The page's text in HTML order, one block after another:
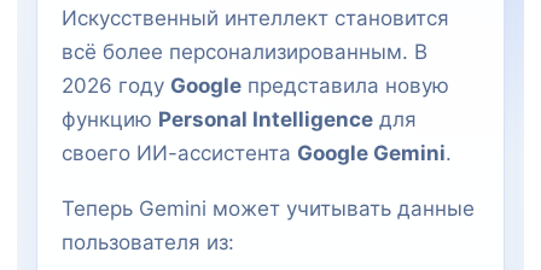
Искусственный интеллект становится
всё более персонализированным. В
2026 году Google представила новую
функцию Personal Intelligence для
своего ИИ-ассистента Google Gemini.
Теперь Gemini может учитывать данные
пользователя из: